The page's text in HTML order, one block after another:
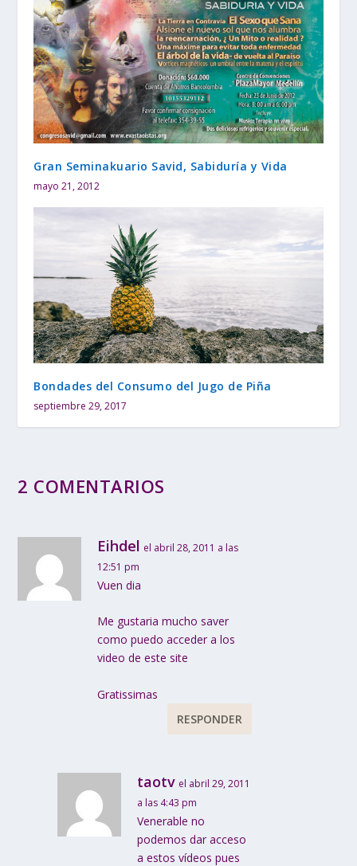
Gran Seminakuario Savid, Sabiduría y Vida
mayo 21, 2012
Bondades del Consumo del Jugo de Piña
septiembre 29, 2017
2 COMENTARIOS
Eihdel el abril 28, 2011 a las
12:51 pm
Vuen dia
Me gustaria mucho saver
como puedo acceder a los
video de este site
Gratissimas
RESPONDER
taotv el abril 29, 2011
a las 4:43 pm
Venerable no
podemos dar acceso
a estos vídeos pues